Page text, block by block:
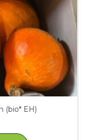
(bio* EH)